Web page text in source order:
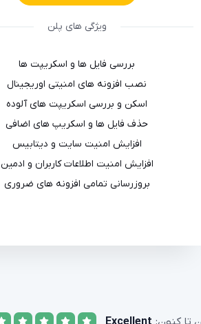
ویژگی های پلن
بررسی فایل ها و اسکریپت ها
نصب افزونه های امنیتی اوریجینال
اسکن و بررسی اسکریپت های آلوده
حذف فایل ها و اسکریپ های اضافی
افزایش امنیت سایت و دیتابیس
افزایش امنیت اطلاعات کاربران و ادمین
بروزرسانی تمامی افزونه های ضروری